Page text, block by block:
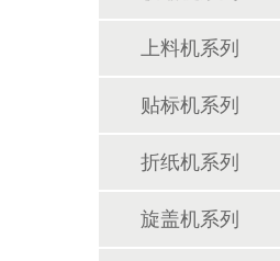
上料机系列
贴标机系列
折纸机系列
旋盖机系列